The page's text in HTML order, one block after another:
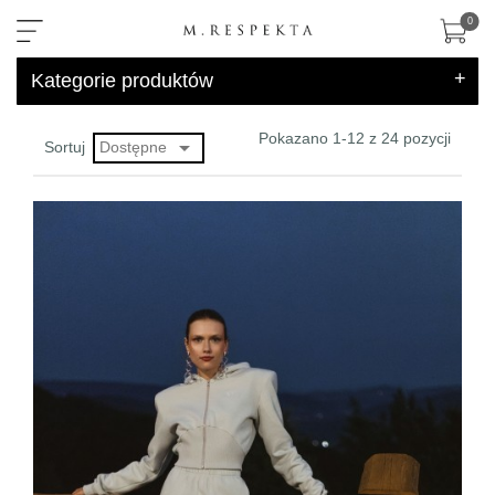
× 0
Kategorie produktów +
Sortuj Dostępne  Pokazano 1-12 z 24 pozycji